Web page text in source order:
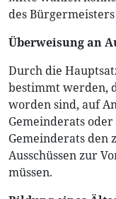
des
Überweisung an
Durch die
bestimmt werden,
worden sind, auf
Gemeinderats
Gemeinderats den
Ausschüssen zur
müssen.